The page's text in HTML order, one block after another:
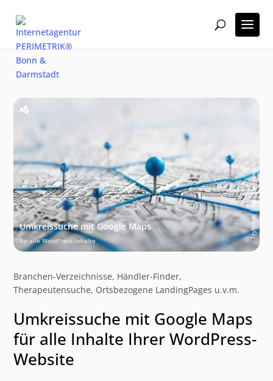
Tryfonov | stock.adobe.com
Umkreissuche mit Google Maps
für alle WordPress-Inhalte
Branchen-Verzeichnisse, Händler-Finder,
Therapeutensuche, Ortsbezogene LandingPages u.v.m.
Umkreissuche mit Google Maps
für alle Inhalte Ihrer WordPress-
Website